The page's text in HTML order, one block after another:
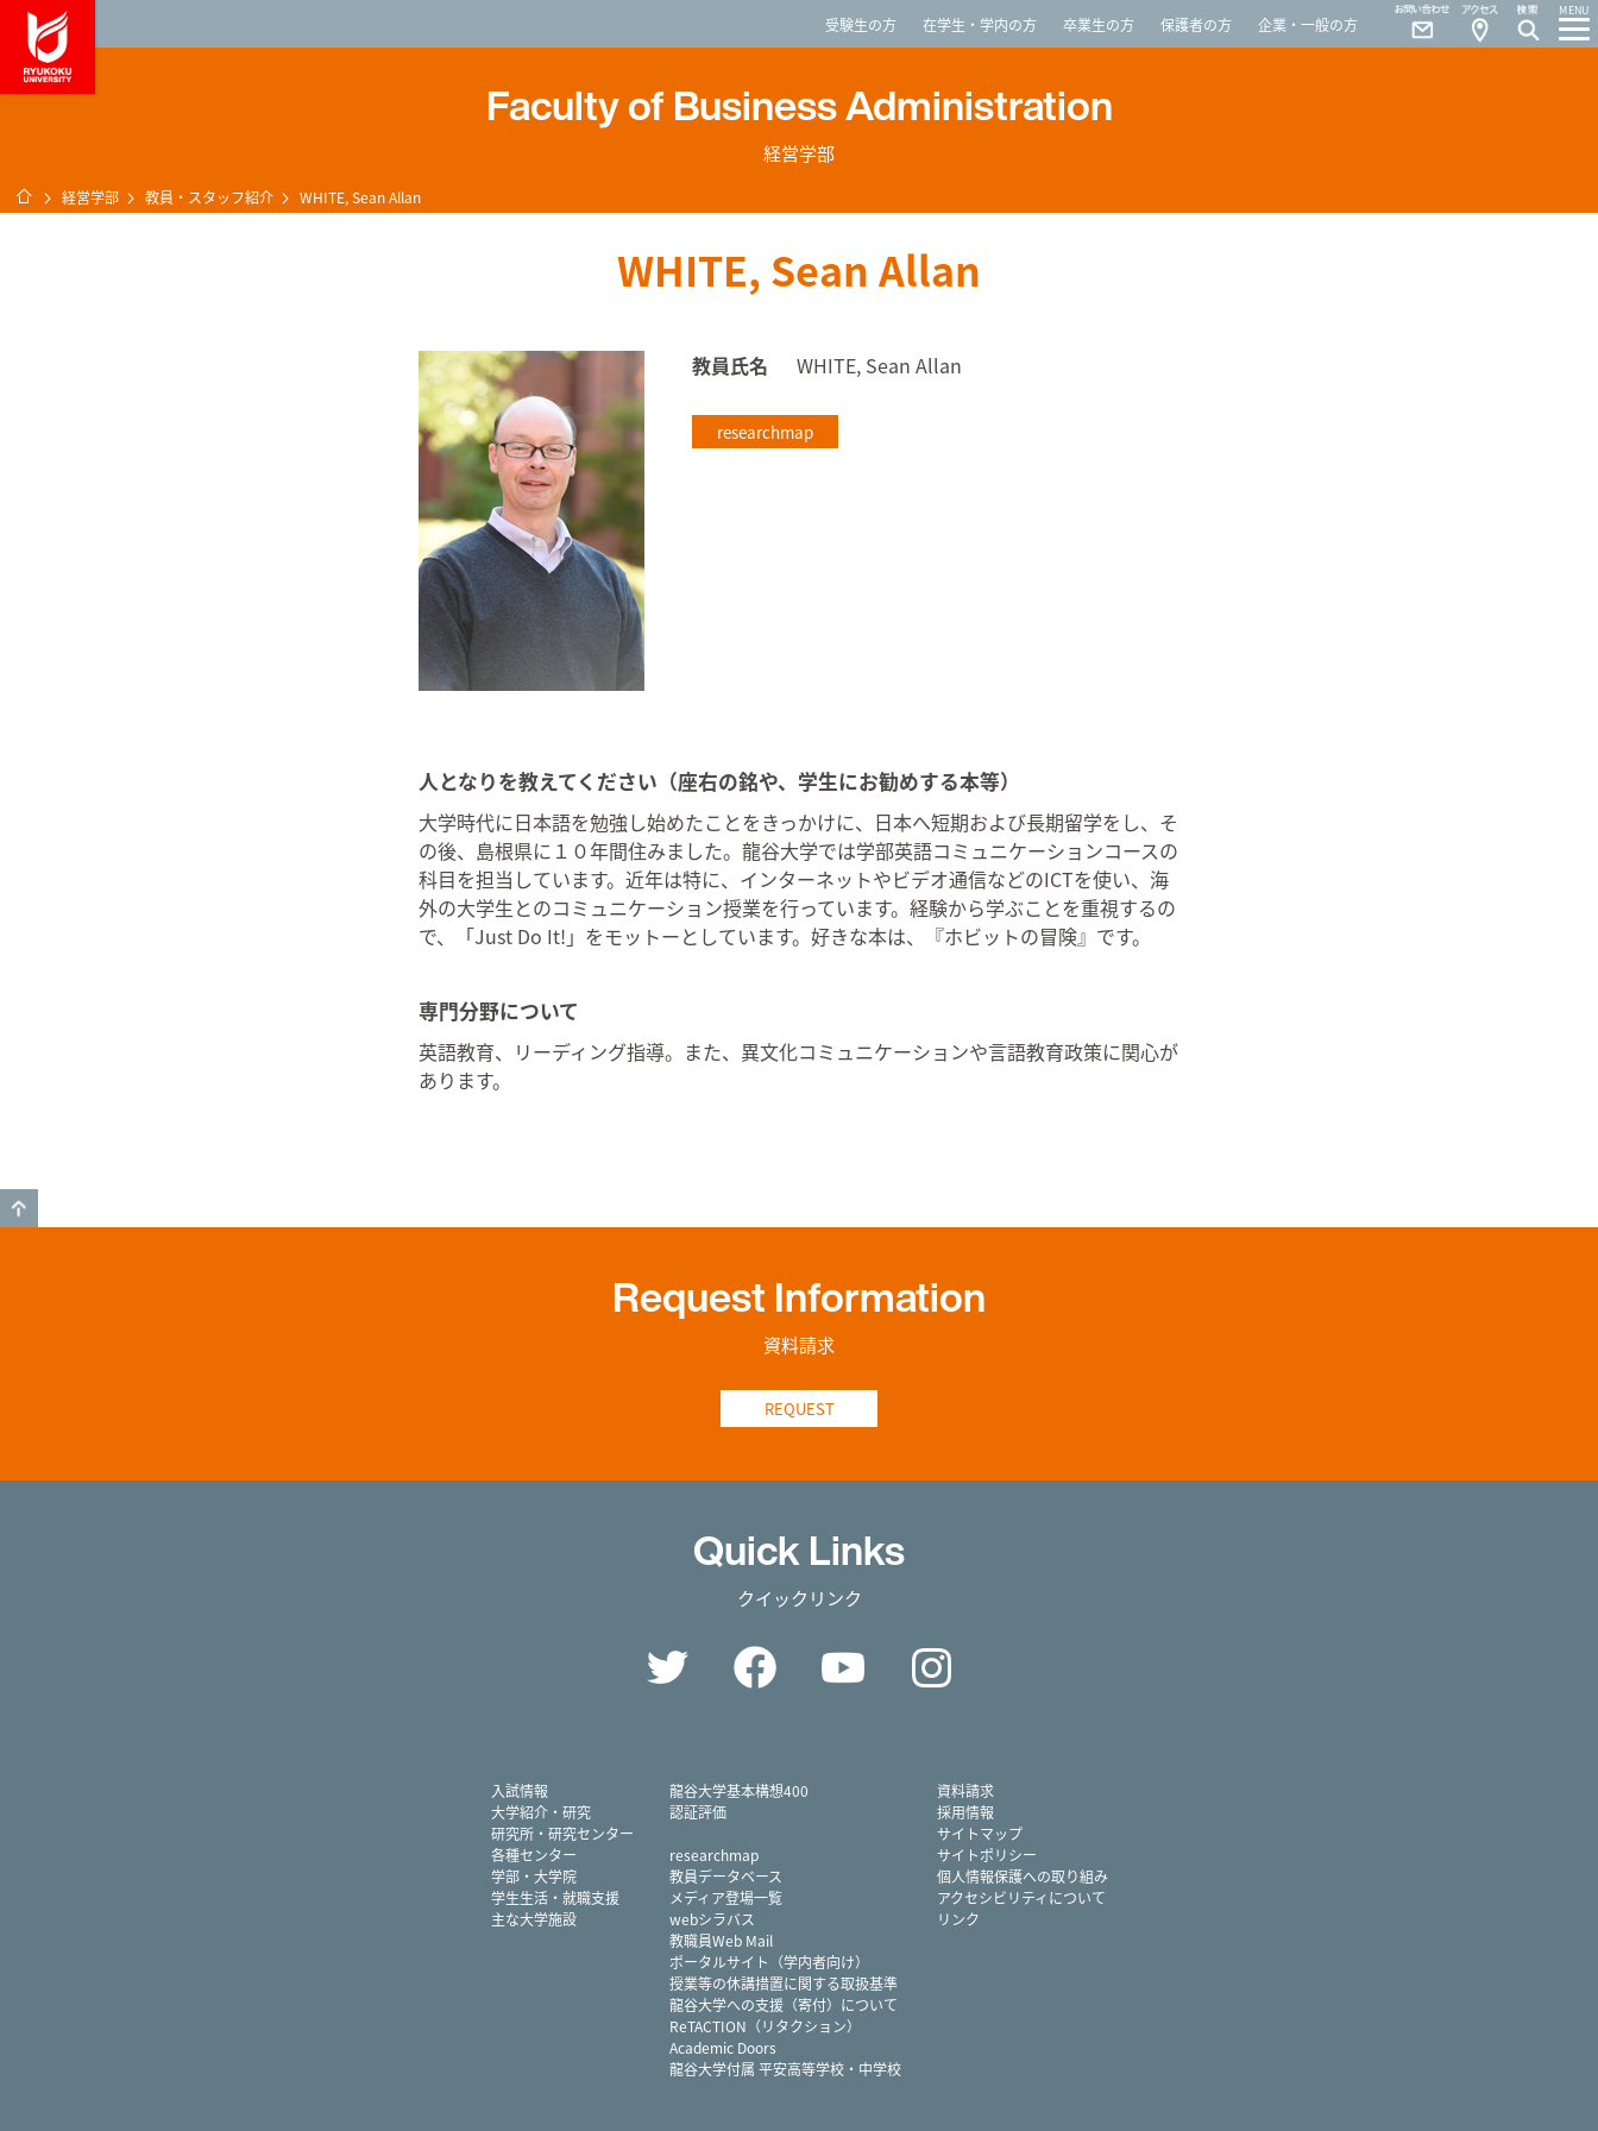
受験生の方 在学生・学内の方 卒業生の方 保護者の方 企業・一般の方
MENU
Access
Contact
Faculty of Business Administration
経営学部
ホーム
経営学部 教員・スタッフ紹介 WHITE, Sean Allan
WHITE, Sean Allan
教員氏名 WHITE, Sean Allan
researchmap
人となりを教えてください（座右の銘や、学生にお勧めする本等）
大学時代に日本語を勉強し始めたことをきっかけに、日本へ短期および長期留学をし、そ
の後、島根県に１０年間住みました。龍谷大学では学部英語コミュニケーションコースの
科目を担当しています。近年は特に、インターネットやビデオ通信などのICTを使い、海
外の大学生とのコミュニケーション授業を行っています。経験から学ぶことを重視するの
で、「Just Do It!」をモットーとしています。好きな本は、『ホビットの冒険』です。
専門分野について
英語教育、リーディング指導。また、異文化コミュニケーションや言語教育政策に関心が
あります。
Request Information
資料請求
REQUEST
Quick Links
クイックリンク
Twitter FacebookYouTube
入試情報
大学紹介・研究
研究所・研究センター
各種センター
学部・大学院
学生生活・就職支援
主な大学施設
龍谷大学基本構想400
認証評価
researchmap
教員データベース
メディア登場一覧
webシラバス
教職員Web Mail
ポータルサイト（学内者向け）
授業等の休講措置に関する取扱基準
龍谷大学への支援（寄付）について
ReTACTION（リタクション）
Academic Doors
龍谷大学付属 平安高等学校・中学校
資料請求
採用情報
サイトマップ
サイトポリシー
個人情報保護への取り組み
アクセシビリティについて
リンク